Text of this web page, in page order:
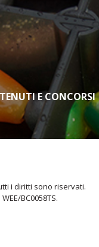
E CONCORSI
i diritti sono riservati.
BC0058TS.